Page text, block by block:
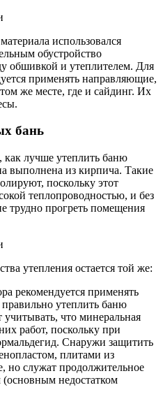
использовался
обустройство
обшивкой и утеплителем. Для
применять направляющие,
же месте, где и сайдинг. Их
бань
как лучше утеплить баню
выполнена из кирпича. Такие
поскольку этот
теплопроводностью, и без
трудно прогреть помещения
утепления остается той же:
рекомендуется применять
утеплить баню
что минеральная
работ, поскольку при
Снаружи защитить
плитами из
но служат продолжительное
недостатком